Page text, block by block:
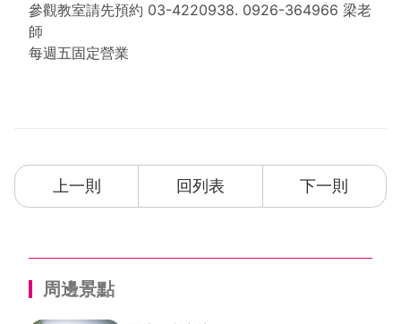
參觀教室請先預約 03-4220938. 0926-364966 梁老
師
每週五固定營業
上一則 回列表 下一則
周邊景點